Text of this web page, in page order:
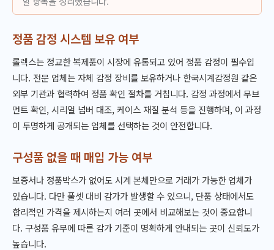
정품 감정 시스템 보유 여부
롤렉스는 정교한 복제품이 시장에 유통되고 있어 정품 감정이 필수입
니다. 전문 업체는 자체 감정 장비를 보유하거나 한국시계감정원 같은
외부 기관과 협력하여 정품 확인 절차를 거칩니다. 감정 과정에서 무브
먼트 확인, 시리얼 넘버 대조, 케이스 재질 분석 등을 진행하며, 이 과정
이 투명하게 공개되는 업체를 선택하는 것이 안전합니다.
구성품 없을 때 매입 가능 여부
보증서나 정품박스가 없어도 시계 본체만으로 거래가 가능한 업체가
있습니다. 다만 풀셋 대비 감가가 발생할 수 있으니, 단품 상태에서도
합리적인 가격을 제시하는지 여러 곳에서 비교해보는 것이 중요합니
다. 구성품 유무에 따른 감가 기준이 명확하게 안내되는 곳이 신뢰도가
높습니다.